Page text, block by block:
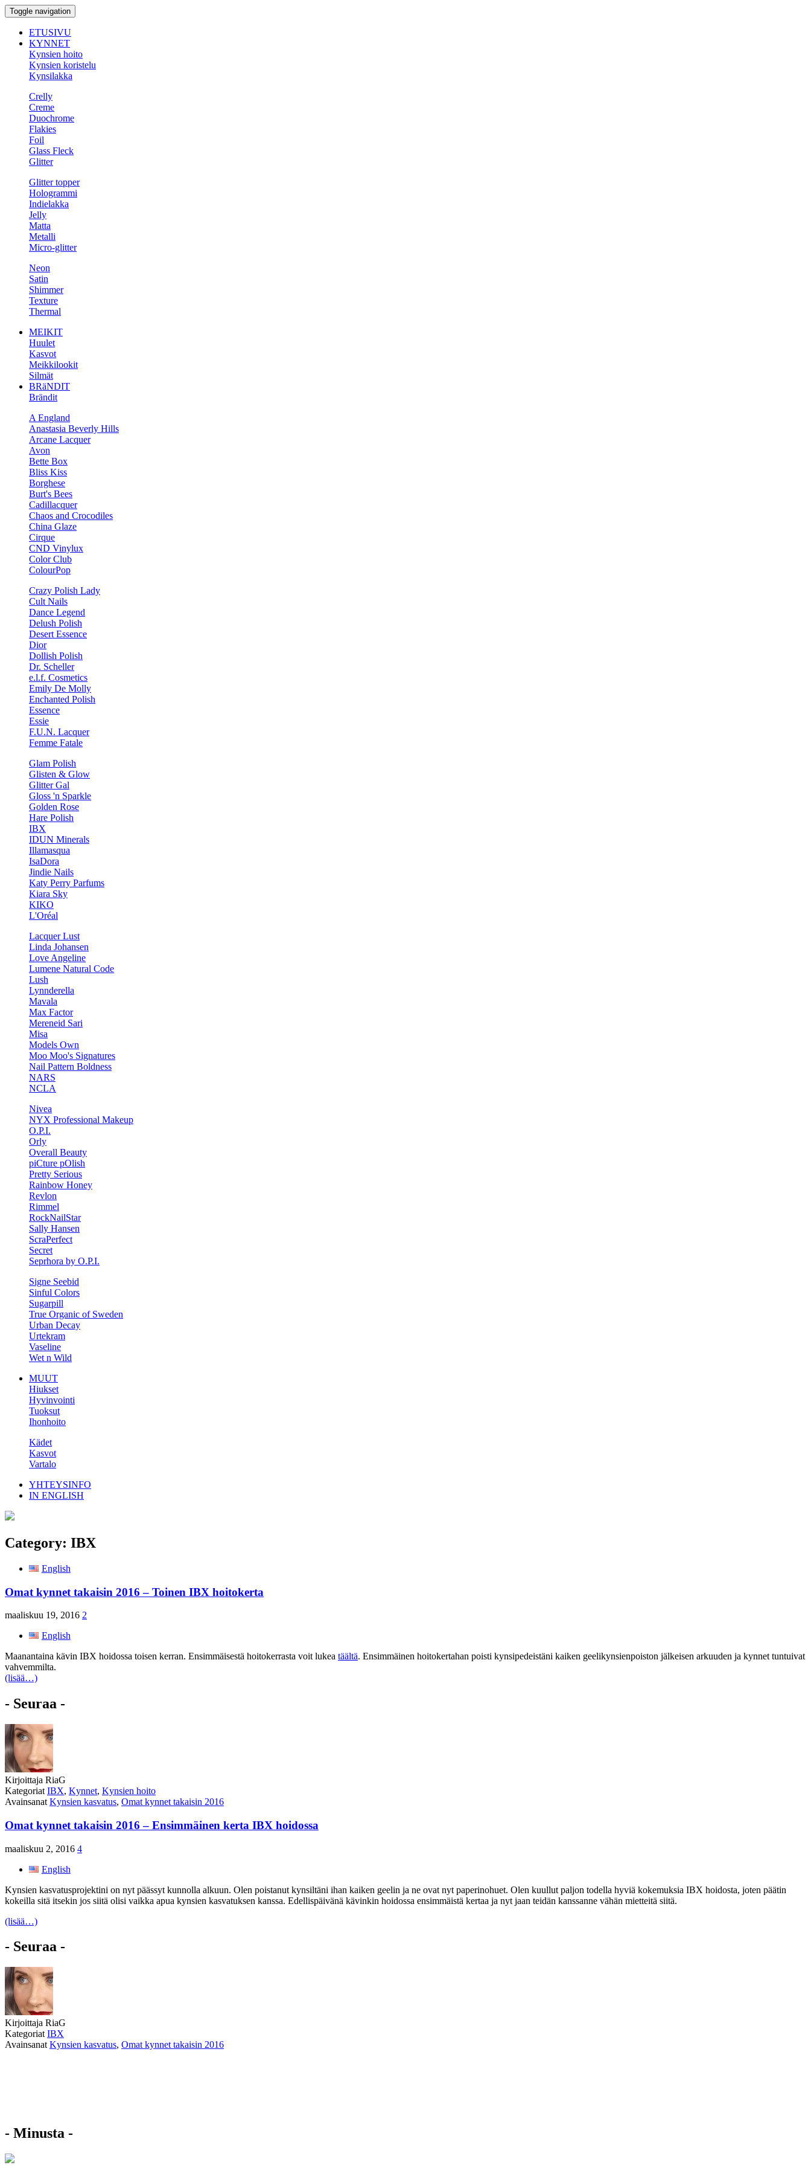
Toggle navigation
ETUSIVU
KYNNET
Kynsien hoito
Kynsien koristelu
Kynsilakka
Crelly
Creme
Duochrome
Flakies
Foil
Glass Fleck
Glitter
Glitter topper
Hologrammi
Indielakka
Jelly
Matta
Metalli
Micro-glitter
Neon
Satin
Shimmer
Texture
Thermal
MEIKIT
Huulet
Kasvot
Meikkilookit
Silmät
BRäNDIT
Brändit
A England
Anastasia Beverly Hills
Arcane Lacquer
Avon
Bette Box
Bliss Kiss
Borghese
Burt's Bees
Cadillacquer
Chaos and Crocodiles
China Glaze
Cirque
CND Vinylux
Color Club
ColourPop
Crazy Polish Lady
Cult Nails
Dance Legend
Delush Polish
Desert Essence
Dior
Dollish Polish
Dr. Scheller
e.l.f. Cosmetics
Emily De Molly
Enchanted Polish
Essence
Essie
F.U.N. Lacquer
Femme Fatale
Glam Polish
Glisten & Glow
Glitter Gal
Gloss 'n Sparkle
Golden Rose
Hare Polish
IBX
IDUN Minerals
Illamasqua
IsaDora
Jindie Nails
Katy Perry Parfums
Kiara Sky
KIKO
L'Oréal
Lacquer Lust
Linda Johansen
Love Angeline
Lumene Natural Code
Lush
Lynnderella
Mavala
Max Factor
Mereneid Sari
Misa
Models Own
Moo Moo's Signatures
Nail Pattern Boldness
NARS
NCLA
Nivea
NYX Professional Makeup
O.P.I.
Orly
Overall Beauty
piCture pOlish
Pretty Serious
Rainbow Honey
Revlon
Rimmel
RockNailStar
Sally Hansen
ScraPerfect
Secret
Seprhora by O.P.I.
Signe Seebid
Sinful Colors
Sugarpill
True Organic of Sweden
Urban Decay
Urtekram
Vaseline
Wet n Wild
MUUT
Hiukset
Hyvinvointi
Tuoksut
Ihonhoito
Kädet
Kasvot
Vartalo
YHTEYSINFO
IN ENGLISH
Category: IBX
English
Omat kynnet takaisin 2016 – Toinen IBX hoitokerta
maaliskuu 19, 2016 2
English
Maanantaina kävin IBX hoidossa toisen kerran. Ensimmäisestä hoitokerrasta voit lukea täältä. Ensimmäinen hoitokertahan poisti kynsipedeistäni kaiken geelikynsienpoiston jälkeisen arkuuden ja kynnet tuntuivat
vahvemmilta.
(lisää…)
- Seuraa -
Kirjoittaja RiaG
Kategoriat IBX, Kynnet, Kynsien hoito
Avainsanat Kynsien kasvatus, Omat kynnet takaisin 2016
Omat kynnet takaisin 2016 – Ensimmäinen kerta IBX hoidossa
maaliskuu 2, 2016 4
English
Kynsien kasvatusprojektini on nyt päässyt kunnolla alkuun. Olen poistanut kynsiltäni ihan kaiken geelin ja ne ovat nyt paperinohuet. Olen kuullut paljon todella hyviä kokemuksia IBX hoidosta, joten päätin
kokeilla sitä itsekin jos siitä olisi vaikka apua kynsien kasvatuksen kanssa. Edellispäivänä kävinkin hoidossa ensimmäistä kertaa ja nyt jaan teidän kanssanne vähän mietteitä siitä.
(lisää…)
- Seuraa -
Kirjoittaja RiaG
Kategoriat IBX
Avainsanat Kynsien kasvatus, Omat kynnet takaisin 2016
- Minusta -